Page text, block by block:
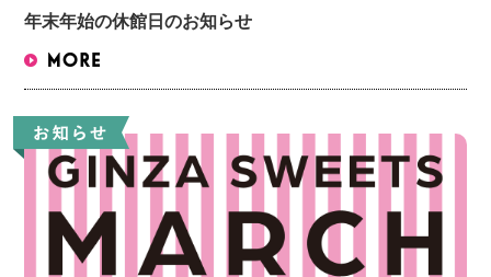
年末年始の休館日のお知らせ